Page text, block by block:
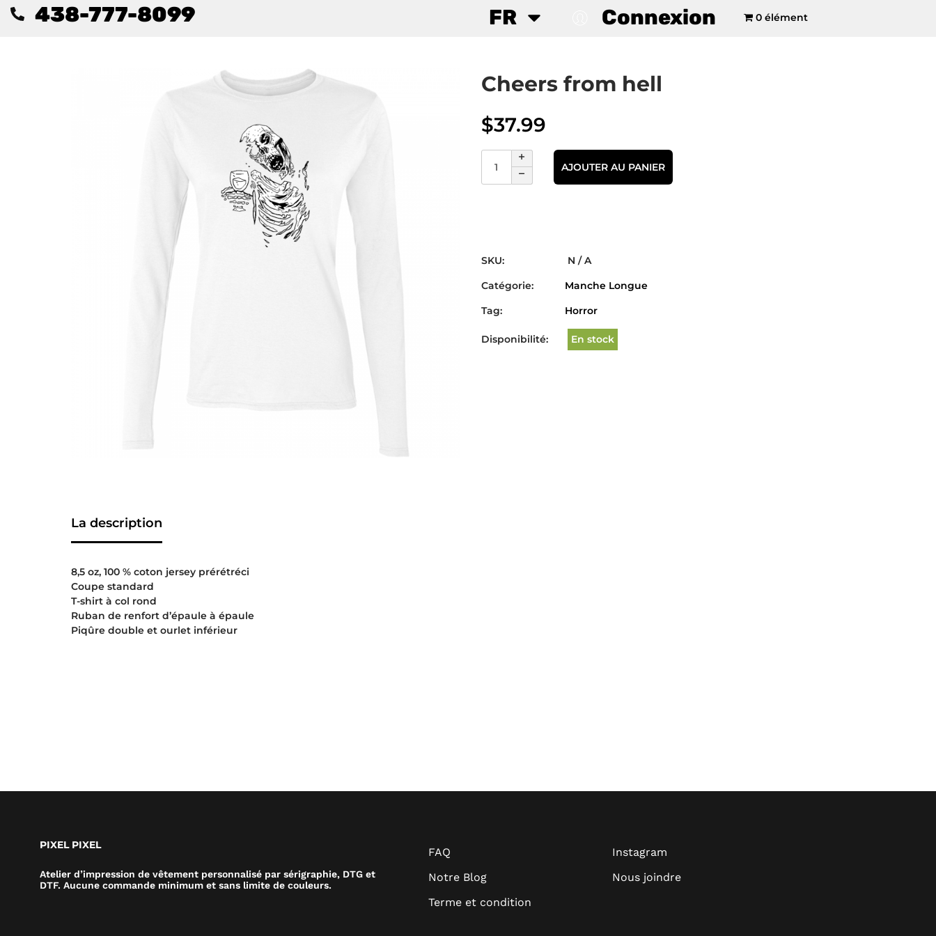
438-777-8099 FR Connexion 0 élément
Cheers from hell
$37.99
AJOUTER AU PANIER
SKU:
N / A
Catégorie:
Manche Longue
Tag:
Horror
Disponibilité: En stock
La description
8,5 oz, 100 % coton jersey prérétréci
Coupe standard
T-shirt à col rond
Ruban de renfort d’épaule à épaule
Piqûre double et ourlet inférieur
PIXEL PIXEL
Atelier d’impression de vêtement personnalisé par sérigraphie, DTG et
DTF. Aucune commande minimum et sans limite de couleurs.
FAQ
Notre Blog
Terme et condition
Instagram
Nous joindre